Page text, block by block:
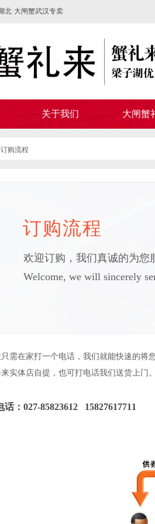
北·大闸蟹武汉专卖
关于我们 大闸蟹
订购流程
订购流程​
欢迎订购，我们真诚的为您
Welcome, we will sincerely
需在家打一个电话，我们就能快速的将
实体店自提，也可打电话我们送货上门
话：027-85823612 15827617711